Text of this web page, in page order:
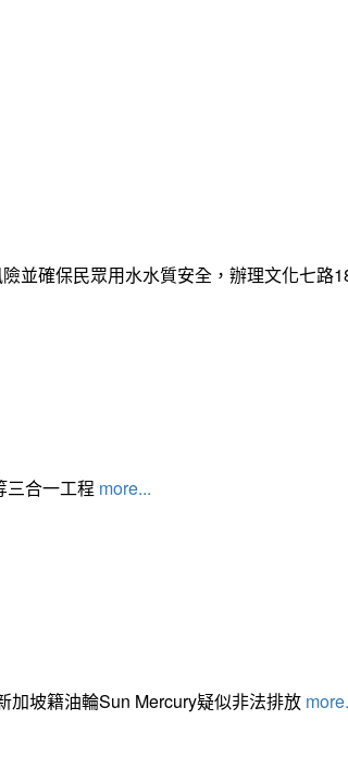
並確保民眾用水水質安全，辦理文化七
三合一工程 more...
加坡籍油輪Sun Mercury疑似非法排放